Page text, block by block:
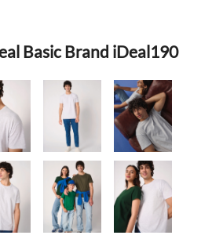
Basic Brand iDeal190